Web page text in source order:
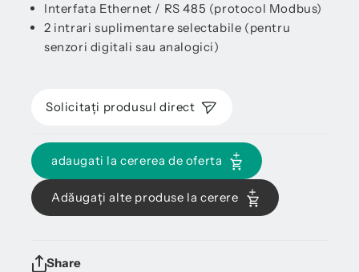
Interfata Ethernet / RS 485 (protocol Modbus)
2 intrari suplimentare selectabile (pentru
senzori digitali sau analogici)
Solicitați produsul direct
adaugati la cererea de oferta
Adăugați alte produse la cerere
Share